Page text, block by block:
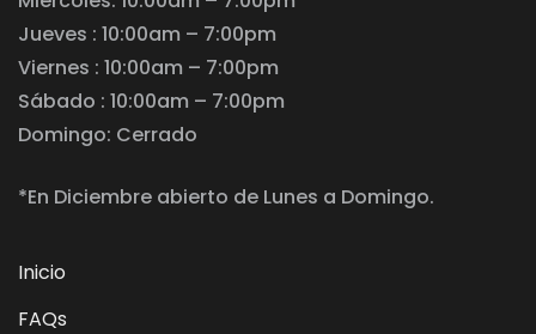
Jueves : 10:00am – 7:00pm
Viernes : 10:00am – 7:00pm
Sábado : 10:00am – 7:00pm
Domingo: Cerrado
*En Diciembre abierto de Lunes a Domingo.
Inicio
FAQs